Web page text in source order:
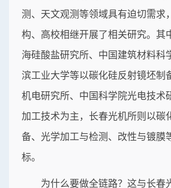
测、天文观测等领域具有迫切需求
构、高校相继开展了相关研究。其
海硅酸盐研究所、中国建筑材料科
滨工业大学等以碳化硅反射镜坯制
机电研究所、中国科学院光电技术
加工技术为主，长春光机所则以碳
备、光学加工与检测、改性与镀膜
标。
为什么要做全链路？这与长春